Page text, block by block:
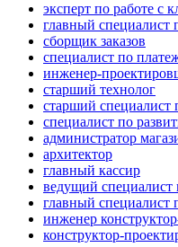
эксперт по работе с
главный специалист
сборщик заказов
специалист по
инженер-
старший технолог
старший специалист
специалист по
администратор
архитектор
главный кассир
ведущий специалист
главный специалист
инженер
конструктор-